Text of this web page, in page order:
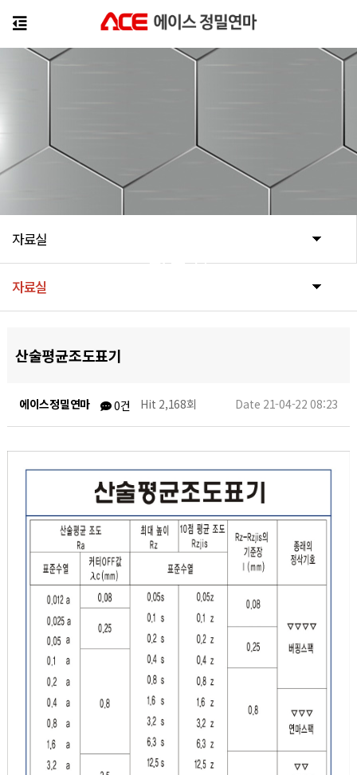
자료실
자료실
자료실
산술평균조도표기
에이스정밀연마 0건 Hit 2,168회 Date 21-04-22 08:23